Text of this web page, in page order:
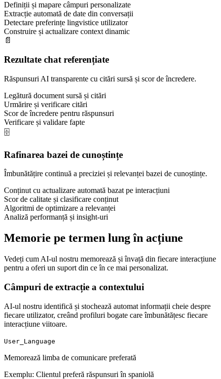
Definiții și mapare câmpuri personalizate
Extracție automată de date din conversații
Detectare preferințe lingvistice utilizator
Construire și actualizare context dinamic
📄
Rezultate chat referențiate
Răspunsuri AI transparente cu citări sursă și scor de încredere.
Legătură document sursă și citări
Urmărire și verificare citări
Scor de încredere pentru răspunsuri
Verificare și validare fapte
🗄️
Rafinarea bazei de cunoștințe
Îmbunătățire continuă a preciziei și relevanței bazei de cunoștințe.
Conținut cu actualizare automată bazat pe interacțiuni
Scor de calitate și clasificare conținut
Algoritmi de optimizare a relevanței
Analiză performanță și insight-uri
Memorie pe termen lung în acțiune
Vedeți cum AI-ul nostru memorează și învață din fiecare interacțiune
pentru a oferi un suport din ce în ce mai personalizat.
Câmpuri de extracție a contextului
AI-ul nostru identifică și stochează automat informații cheie despre
fiecare utilizator, creând profiluri bogate care îmbunătățesc fiecare
interacțiune viitoare.
User_Language
Memorează limba de comunicare preferată
Exemplu: Clientul preferă răspunsuri în spaniolă